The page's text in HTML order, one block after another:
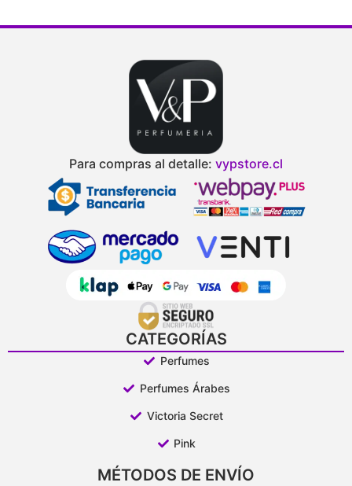
Para compras al detalle: vypstore.cl
CATEGORÍAS
Perfumes
Perfumes Árabes
Victoria Secret
Pink
MÉTODOS DE ENVÍO